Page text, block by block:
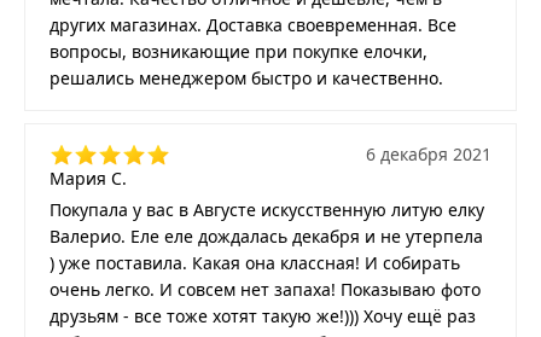
других магазинах. Доставка своевременная. Все
вопросы, возникающие при покупке елочки,
решались менеджером быстро и качественно.
Мария С.
6 декабря 2021
Покупала у вас в Августе искусственную литую елку
Валерио. Еле еле дождалась декабря и не утерпела
) уже поставила. Какая она классная! И собирать
очень легко. И совсем нет запаха! Показываю фото
друзьям - все тоже хотят такую же!))) Хочу ещё раз